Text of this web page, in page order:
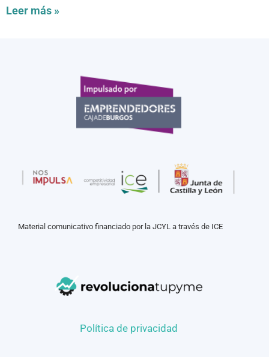
Leer más »
Material comunicativo financiado por la JCYL a través de ICE
Política de privacidad